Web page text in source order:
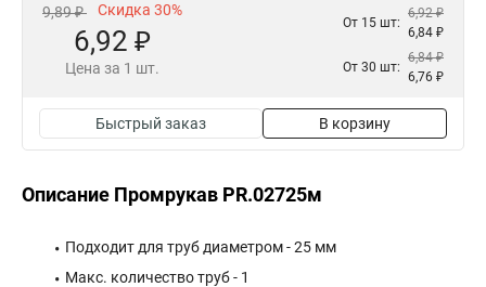
9,89 ₽ Скидка 30%
6,92 ₽
Цена за 1 шт.
От 15 шт:
6,92 ₽
6,84 ₽
От 30 шт:
6,84 ₽
6,76 ₽
Быстрый заказ В корзину
Описание Промрукав PR.02725м
Подходит для труб диаметром - 25 мм
Макс. количество труб - 1